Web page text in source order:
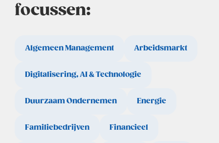
focussen:
Algemeen Management Arbeidsmarkt
Digitalisering, AI & Technologie
Duurzaam Ondernemen Energie
Familiebedrijven Financieel